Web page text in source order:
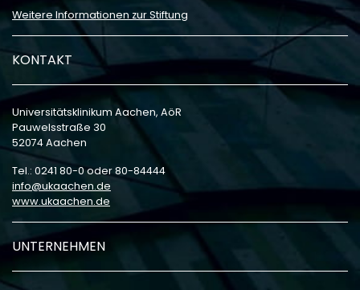
Weitere Informationen zur Stiftung
KONTAKT
Universitätsklinikum Aachen, AöR
Pauwelsstraße 30
52074 Aachen
Tel.: 0241 80-0 oder 80-84444
info
ukaachen de
www.ukaachen.de
UNTERNEHMEN